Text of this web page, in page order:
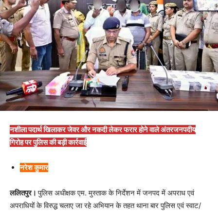
नशीला पदार्थ खिलाकर जेवर और नकदी लेकर फरार होने वाले अंतरजनपदीय
गिरोह पर पुलिस की बड़ी कार्रवाई
नरेश कुमार
ललितपुर।पुलिस अधीक्षक एम. मुस्ताक के निर्देशन में जनपद में अपराध एवं
अपराधियों के विरुद्ध चलाए जा रहे अभियान के तहत थाना बार पुलिस एवं स्वाट/